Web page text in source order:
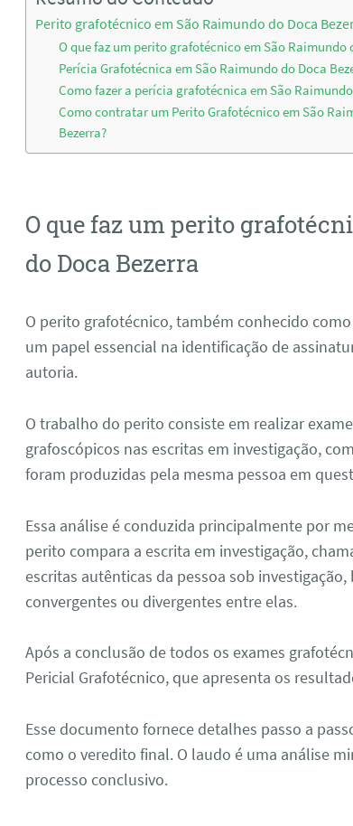
Perito grafotécnico em São Raimundo do Doca
O que faz um perito grafotécnico em São Raimundo
Perícia Grafotécnica em São Raimundo do Doca
Como fazer a perícia grafotécnica em São
Como contratar um Perito Grafotécnico em São
Bezerra?
O que faz um perito
do Doca Bezerra
O perito grafotécnico, também conhecido
um papel essencial na identificação de
autoria.
O trabalho do perito consiste em realizar
grafoscópicos nas escritas em investigação,
foram produzidas pela mesma pessoa em
Essa análise é conduzida principalmente por
perito compara a escrita em investigação,
escritas autênticas da pessoa sob
convergentes ou divergentes entre elas.
Após a conclusão de todos os exames
Pericial Grafotécnico, que apresenta os
Esse documento fornece detalhes passo a
como o veredito final. O laudo é uma análise
processo conclusivo.